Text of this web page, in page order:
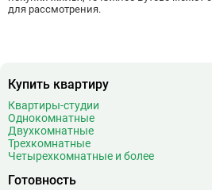
Варшавская
Водный стадион
Войковская
Волгоградский проспект
Волжская
для рассмотрения.
Купить квартиру
Квартиры-студии
Однокомнатные
Двухкомнатные
Трехкомнатные
Четырехкомнатные и более
Готовность